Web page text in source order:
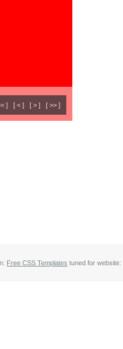
] [ < ] [ > ] [ >> ]Findings
Free CSS Templates tuned for website: